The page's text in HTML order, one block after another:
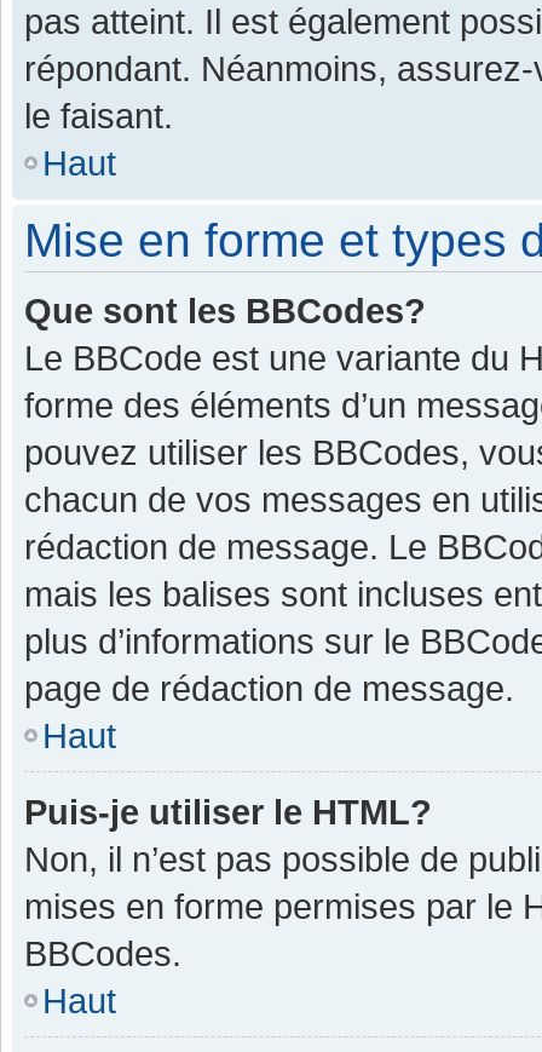
pas atteint. Il est également
répondant. Néanmoins,
le faisant.
Haut
Mise en forme et types
Que sont les BBCodes?
Le BBCode est une variante du
forme des éléments d’un
pouvez utiliser les BBCodes,
chacun de vos messages en
rédaction de message. Le
mais les balises sont incluses
plus d’informations sur le
page de rédaction de message.
Haut
Puis-je utiliser le HTML?
Non, il n’est pas possible de
mises en forme permises par le
BBCodes.
Haut